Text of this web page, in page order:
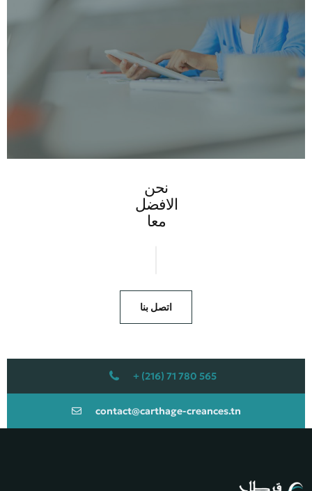
نحن
الافضل
معا
اتصل بنا​
565 780 71 (216) +
contact@carthage-creances.tn